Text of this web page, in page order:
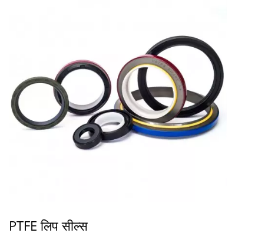
PTFE लिप सील्स